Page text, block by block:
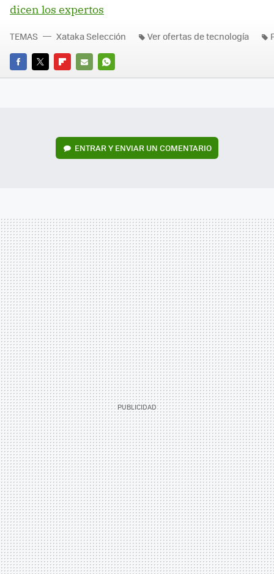
dicen los expertos
FACEBOOK
TWITTERFLIPBOARD
E-
WHATSAPP
TEMAS Xataka Selección Ver ofertas de tecnología
ENTRAR Y ENVIAR UN COMENTARIO